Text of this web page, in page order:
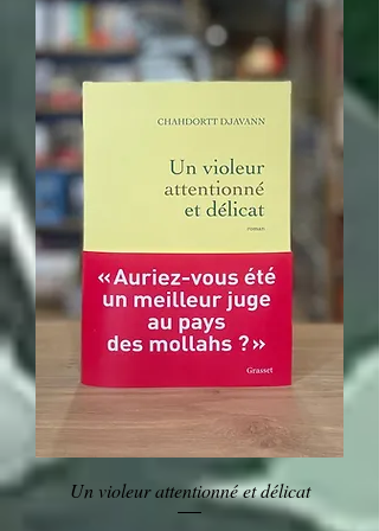
Un violeur attentionné et délicat